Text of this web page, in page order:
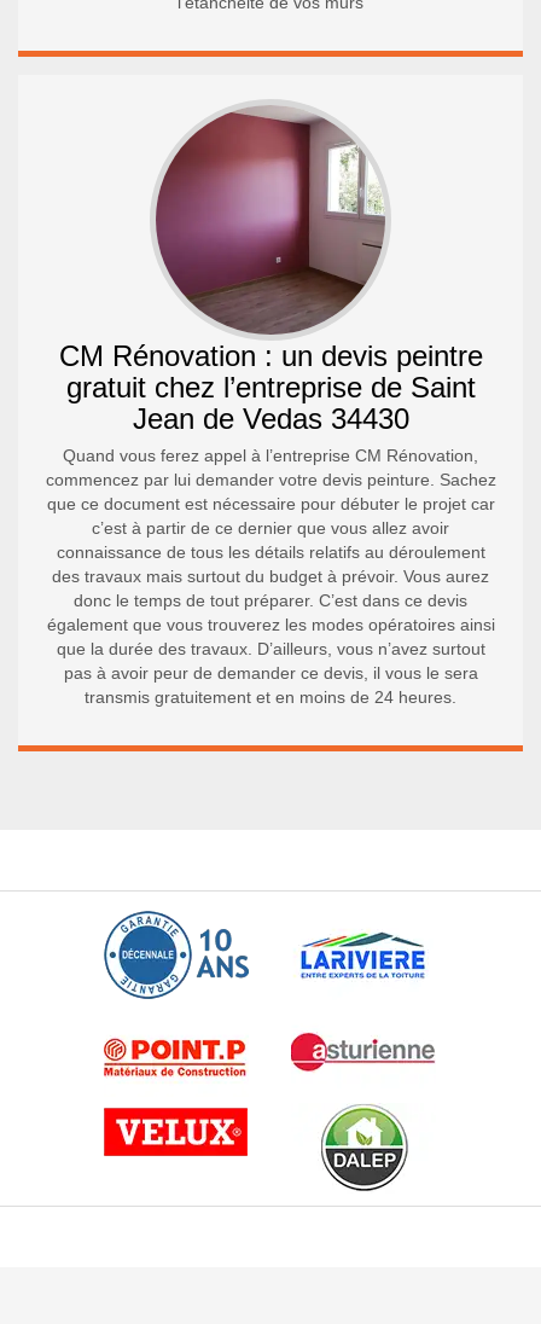
CM Rénovation : un devis peintre
gratuit chez l’entreprise de Saint
Jean de Vedas 34430
Quand vous ferez appel à l’entreprise CM Rénovation,
commencez par lui demander votre devis peinture. Sachez
que ce document est nécessaire pour débuter le projet car
c’est à partir de ce dernier que vous allez avoir
connaissance de tous les détails relatifs au déroulement
des travaux mais surtout du budget à prévoir. Vous aurez
donc le temps de tout préparer. C’est dans ce devis
également que vous trouverez les modes opératoires ainsi
que la durée des travaux. D’ailleurs, vous n’avez surtout
pas à avoir peur de demander ce devis, il vous le sera
transmis gratuitement et en moins de 24 heures.